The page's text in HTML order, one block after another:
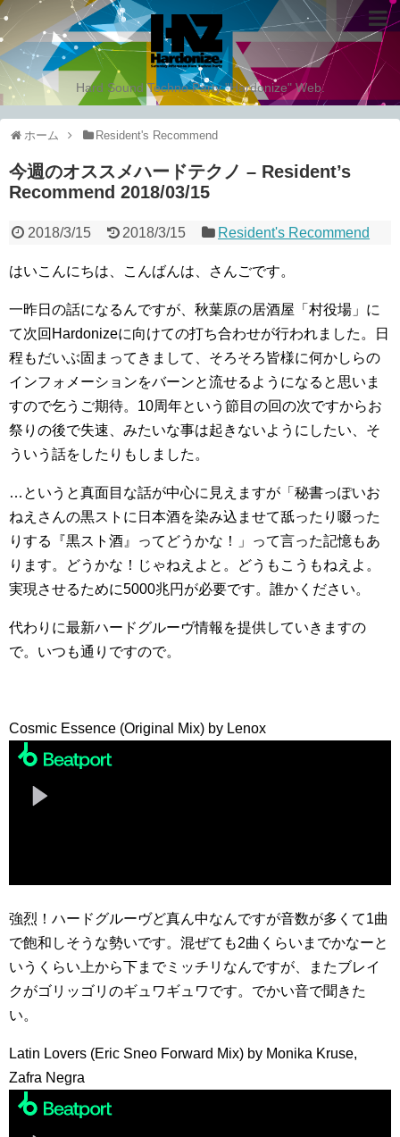
Hard Sound Techno Party "Hardonize" Web.
ホーム Resident's Recommend
今週のオススメハードテクノ – Resident’s
Recommend 2018/03/15
2018/3/15 2018/3/15 Resident's Recommend
はいこんにちは、こんばんは、さんごです。
一昨日の話になるんですが、秋葉原の居酒屋「村役場」に
て次回Hardonizeに向けての打ち合わせが行われました。日
程もだいぶ固まってきまして、そろそろ皆様に何かしらの
インフォメーションをバーンと流せるようになると思いま
すので乞うご期待。10周年という節目の回の次ですからお
祭りの後で失速、みたいな事は起きないようにしたい、そ
ういう話をしたりもしました。
…というと真面目な話が中心に見えますが「秘書っぽいお
ねえさんの黒ストに日本酒を染み込ませて舐ったり啜った
りする『黒スト酒』ってどうかな！」って言った記憶もあ
ります。どうかな！じゃねえよと。どうもこうもねえよ。
実現させるために5000兆円が必要です。誰かください。
代わりに最新ハードグルーヴ情報を提供していきますの
で。いつも通りですので。
Cosmic Essence (Original Mix) by Lenox
強烈！ハードグルーヴど真ん中なんですが音数が多くて1曲
で飽和しそうな勢いです。混ぜても2曲くらいまでかなーと
いうくらい上から下までミッチリなんですが、またブレイ
クがゴリッゴリのギュワギュワです。でかい音で聞きた
い。
Latin Lovers (Eric Sneo Forward Mix) by Monika Kruse,
Zafra Negra